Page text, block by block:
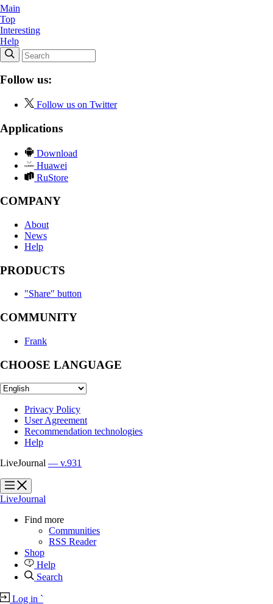
Main
Top
Interesting
Help
Follow us:
Follow us on Twitter
Applications
Download
Huawei
RuStore
COMPANY
About
News
Help
PRODUCTS
"Share" button
COMMUNITY
Frank
CHOOSE LANGUAGE
Privacy Policy
User Agreement
Recommendation technologies
Help
LiveJournal — v.931
?
?
LiveJournal
Find more
Communities
RSS Reader
Shop
Help
Search
Log in `